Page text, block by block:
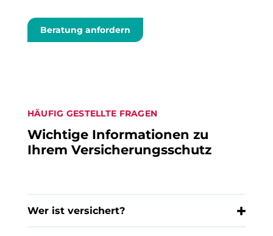
Beratung anfordern
HÄUFIG GESTELLTE FRAGEN
Wichtige Informationen zu
Ihrem Versicherungsschutz
Wer ist versichert?